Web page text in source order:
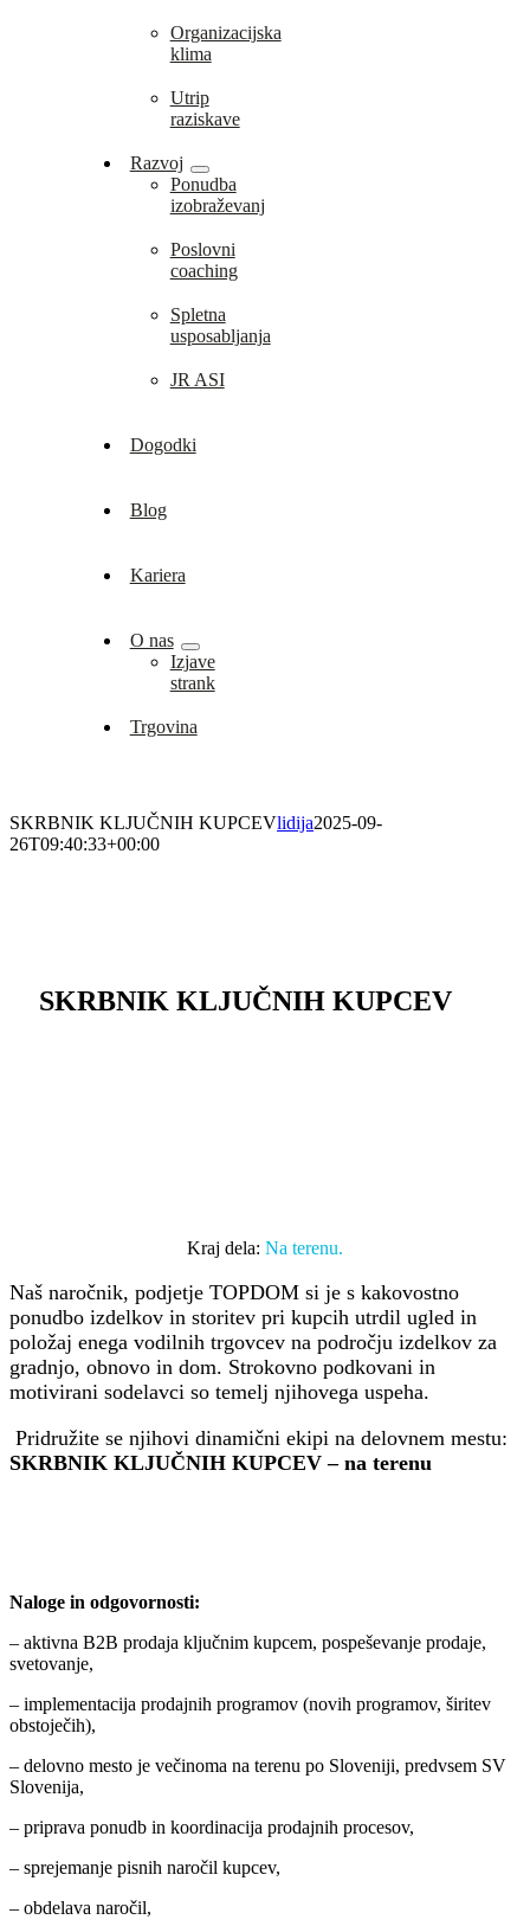
Organizacijska
klima
Utrip
raziskave
Razvoj
Ponudba
izobraževanj
Poslovni
coaching
Spletna
usposabljanja
JR ASI
Dogodki
Blog
Kariera
O nas
Izjave
strank
Trgovina
SKRBNIK KLJUČNIH KUPCEVlidija2025-09-
26T09:40:33+00:00
SKRBNIK KLJUČNIH KUPCEV
Kraj dela: Na terenu.
Naš naročnik, podjetje TOPDOM si je s kakovostno
ponudbo izdelkov in storitev pri kupcih utrdil ugled in
položaj enega vodilnih trgovcev na področju izdelkov za
gradnjo, obnovo in dom. Strokovno podkovani in
motivirani sodelavci so temelj njihovega uspeha.
Pridružite se njihovi dinamični ekipi na delovnem mestu:
SKRBNIK KLJUČNIH KUPCEV – na terenu
Naloge in odgovornosti:
– aktivna B2B prodaja ključnim kupcem, pospeševanje prodaje,
svetovanje,
– implementacija prodajnih programov (novih programov, širitev
obstoječih),
– delovno mesto je večinoma na terenu po Sloveniji, predvsem SV
Slovenija,
– priprava ponudb in koordinacija prodajnih procesov,
– sprejemanje pisnih naročil kupcev,
– obdelava naročil,